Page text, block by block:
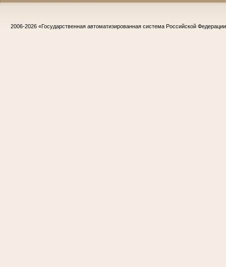
2006-2026 «Государственная автоматизированная система Российской